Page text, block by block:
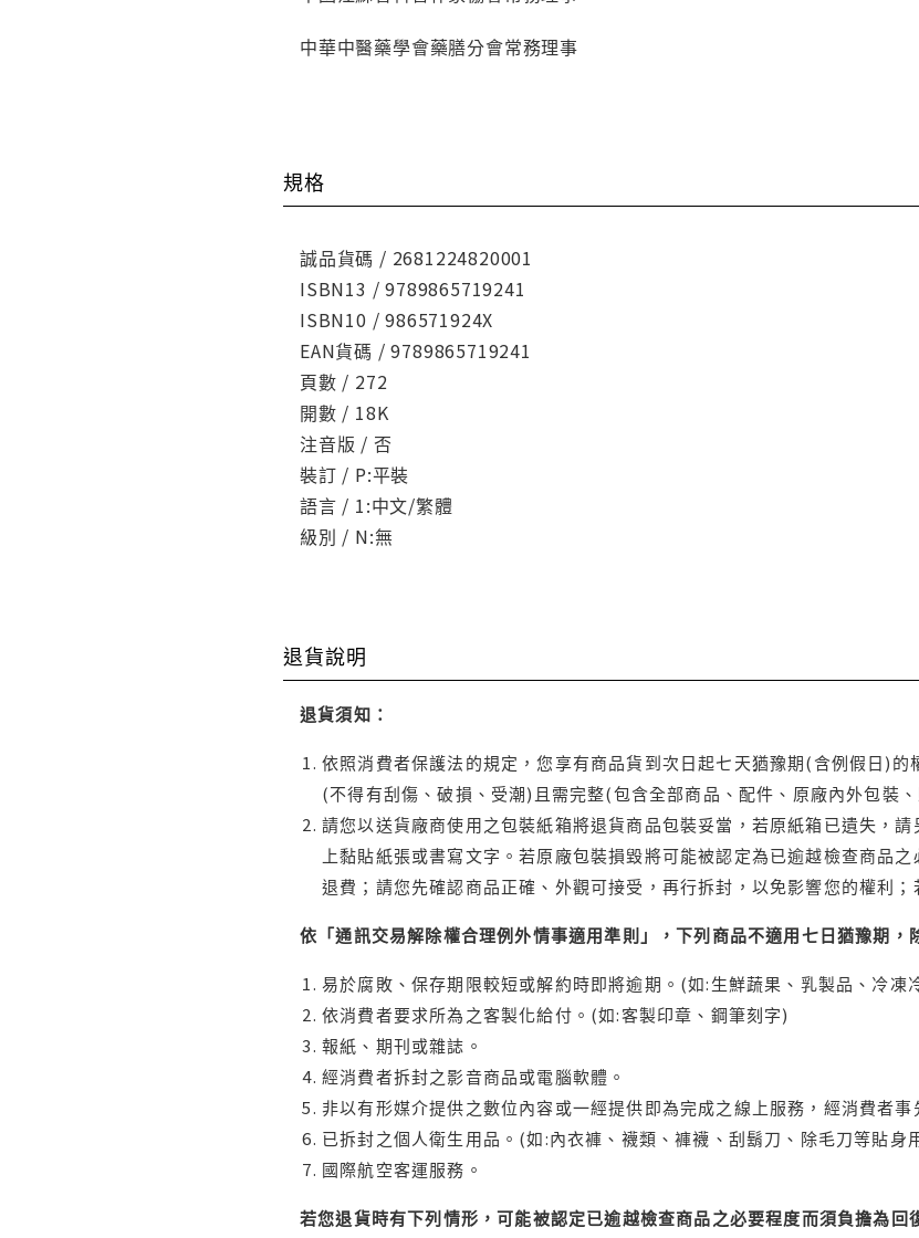
中華中醫藥學會藥膳分會常務理事
規格
誠品貨碼 / 2681224820001
ISBN13 / 9789865719241
ISBN10 / 986571924X
EAN貨碼 / 9789865719241
頁數 / 272
開數 / 18K
注音版 / 否
裝訂 / P:平裝
語言 / 1:中文/繁體
級別 / N:無
退貨說明
退貨須知：
依照消費者保護法的規定，您享有商品貨到次日起七天猶豫期(含例假日)
(不得有刮傷、破損、受潮)且需完整(包含全部商品、配件、原廠內外包裝
請您以送貨廠商使用之包裝紙箱將退貨商品包裝妥當，若原紙箱已遺失，
上黏貼紙張或書寫文字。若原廠包裝損毀將可能被認定為已逾越檢查商品
退費；請您先確認商品正確、外觀可接受，再行拆封，以免影響您的權利；
依「通訊交易解除權合理例外情事適用準則」，下列商品不適用七日猶豫期，
易於腐敗、保存期限較短或解約時即將逾期。(如:生鮮蔬果、乳製品、冷凍
依消費者要求所為之客製化給付。(如:客製印章、鋼筆刻字)
報紙、期刊或雜誌。
經消費者拆封之影音商品或電腦軟體。
非以有形媒介提供之數位內容或一經提供即為完成之線上服務，經消費者
已拆封之個人衛生用品。(如:內衣褲、襪類、褲襪、刮鬍刀、除毛刀等貼身
國際航空客運服務。
若您退貨時有下列情形，可能被認定已逾越檢查商品之必要程度而須負擔為